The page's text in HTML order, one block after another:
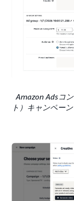
Amazon Adsコ
ト）キャンペー